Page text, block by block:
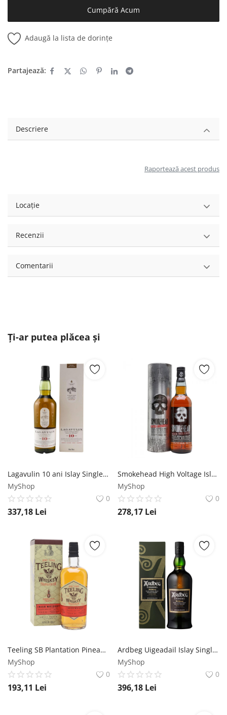
Cumpără Acum
Adaugă la lista de dorințe
Partajează:
Descriere
Raportează acest produs
Locație
Recenzii
Comentarii
Ți-ar putea plăcea și
Lagavulin 10 ani Islay Single Malt Scotch Whisky 0.7L Lagavulin
MyShop
0
337,18 Lei
Smokehead High Voltage Islay Single Malt Scotch Whisky 0.7L Smokehead
MyShop
0
278,17 Lei
Teeling SB Plantation Pineapple Blended Irish Whiskey 0.7L Teeling
MyShop
0
193,11 Lei
Ardbeg Uigeadail Islay Single Malt Scotch Whisky 0.7L Ardbeg
MyShop
0
396,18 Lei